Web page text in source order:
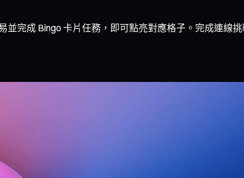
完成 Bingo 卡片任務，即可點亮對應格子。完成連線